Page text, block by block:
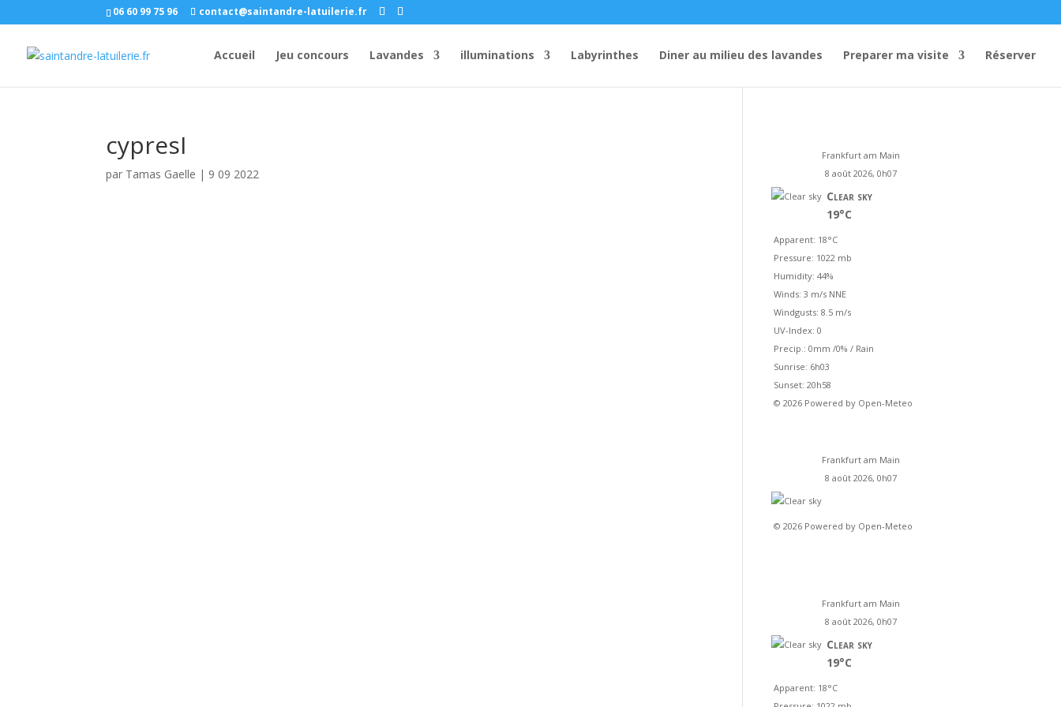
06 60 99 75 96 contact@saintandre-latuilerie.fr
Accueil Jeu concours Lavandes illuminations Labyrinthes Diner au milieu des lavandes Preparer ma visite Réserver
cypresI
par Tamas Gaelle | 9 09 2022
Frankfurt am Main
8 août 2026, 0h07
Clear sky
19°C
Apparent: 18°C
Pressure: 1022 mb
Humidity: 44%
Winds: 3 m/s NNE
Windgusts: 8.5 m/s
UV-Index: 0
Precip.: 0mm /0% / Rain
Sunrise: 6h03
Sunset: 20h58
© 2026 Powered by Open-Meteo
Frankfurt am Main
8 août 2026, 0h07
© 2026 Powered by Open-Meteo
Frankfurt am Main
8 août 2026, 0h07
Clear sky
19°C
Apparent: 18°C